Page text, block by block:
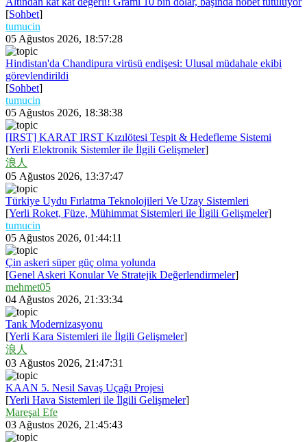
[Sohbet]
tumucin
05 Ağustos 2026, 18:57:28
Hindistan'da Chandipura virüsü endişesi: Ulusal müdahale ekibi
görevlendirildi
[Sohbet]
tumucin
05 Ağustos 2026, 18:38:38
[IRST] KARAT IRST Kızılötesi Tespit & Hedefleme Sistemi
[Yerli Elektronik Sistemler ile İlgili Gelişmeler]
浪人
05 Ağustos 2026, 13:37:47
Türkiye Uydu Fırlatma Teknolojileri Ve Uzay Sistemleri
[Yerli Roket, Füze, Mühimmat Sistemleri ile İlgili Gelişmeler]
tumucin
05 Ağustos 2026, 01:44:11
Çin askeri süper güç olma yolunda
[Genel Askeri Konular Ve Stratejik Değerlendirmeler]
mehmet05
04 Ağustos 2026, 21:33:34
Tank Modernizasyonu
[Yerli Kara Sistemleri ile İlgili Gelişmeler]
浪人
03 Ağustos 2026, 21:47:31
KAAN 5. Nesil Savaş Uçağı Projesi
[Yerli Hava Sistemleri ile İlgili Gelişmeler]
Mareşal Efe
03 Ağustos 2026, 21:45:43